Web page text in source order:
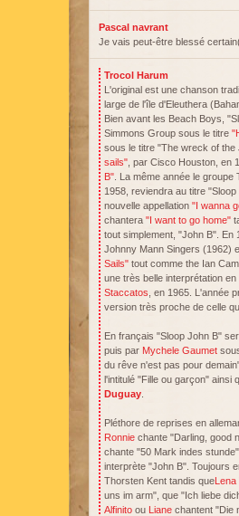
Pascal navrant
Je vais peut-être blessé
Trocol Harum
L'original est une chanson
large de l'île d'Eleuthera
Bien avant les Beach Boys,
Simmons Group sous le titre
sous le titre "The wreck of the
sails" , par Cisco Houston,
B" . La même année le
1958, reviendra au titre
nouvelle appellation "I wanna
chantera "I want to go home"
tout simplement, "John B". En
Johnny Mann Singers (1962)
Sails" tout comme the Ian
une très belle interprétation
Staccatos , en 1965. L'année
version très proche de celle
En français "Sloop John B"
puis par Mychele Gaumet
du rêve n'est pas pour
l'intitulé "Fille ou garçon" ainsi
Duguay
Pléthore de reprises en
Ronnie chante "Darling, good
chante "50 Mark indes
interprète "John B". Toujours
Thorsten Kent tandis queLena
uns im arm", que "Ich liebe
Alfinito ou Liane chantent "Die